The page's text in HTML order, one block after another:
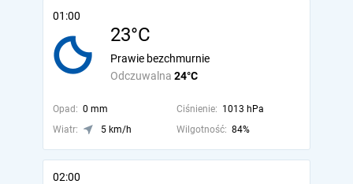
01:00
23°C
Odczuwalna 24°C
Prawie bezchmurnie
Opad: 0 mm Ciśnienie: 1013 hPa
Wiatr:
5 km/h Wilgotność: 84%
02:00